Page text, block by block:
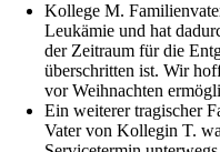
Kollege M.
Leukämie und hat
der Zeitraum für die
überschritten ist. Wir
vor Weihnachten
Ein weiterer tragischer
Vater von Kollegin T.